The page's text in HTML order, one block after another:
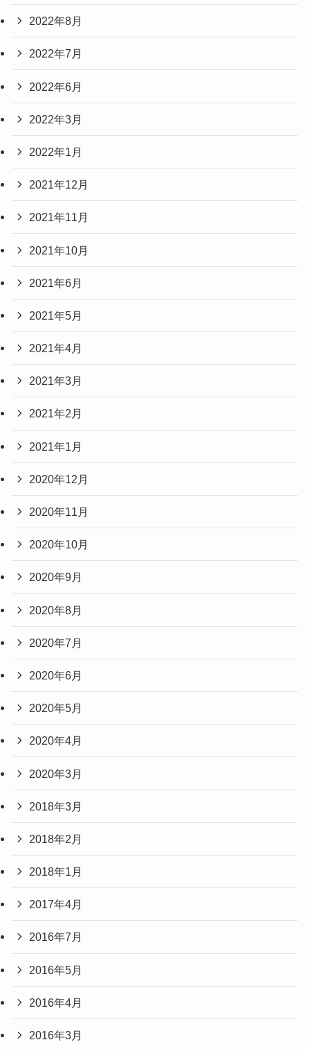
2022年8月
2022年7月
2022年6月
2022年3月
2022年1月
2021年12月
2021年11月
2021年10月
2021年6月
2021年5月
2021年4月
2021年3月
2021年2月
2021年1月
2020年12月
2020年11月
2020年10月
2020年9月
2020年8月
2020年7月
2020年6月
2020年5月
2020年4月
2020年3月
2018年3月
2018年2月
2018年1月
2017年4月
2016年7月
2016年5月
2016年4月
2016年3月